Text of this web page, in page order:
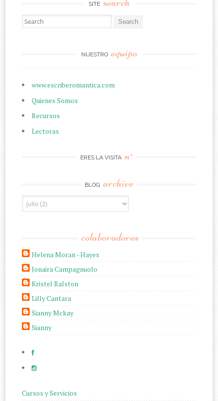
SITE
Search for:
NUESTRO equipo
www.escriberomantica.com
Quienes Somos
Recursos
Lectoras
ERES LA VISITA n°
BLOG archive
colaboradores
Helena Moran - Hayes
Jonaira Campagnuolo
Kristel Ralston
Lilly Cantara
Sianny Mckay
Sianny
Cursos y Servicios